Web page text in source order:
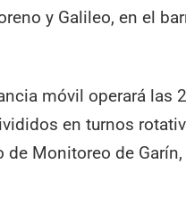
y Galileo, en el
móvil operará las
en turnos
Monitoreo de